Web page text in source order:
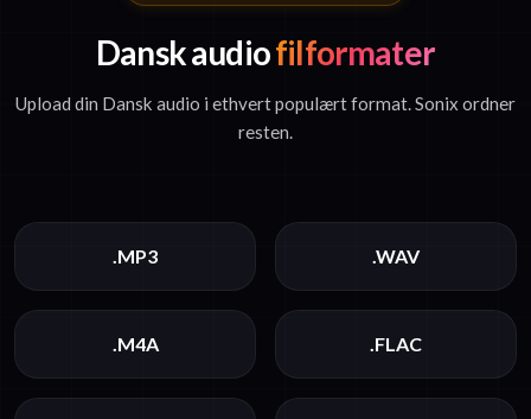
Dansk audiofilformater
Upload din Dansk audio i ethvert populært format. Sonix ordner
resten.
.MP3 .WAV
.M4A .FLAC